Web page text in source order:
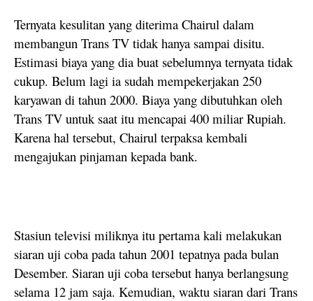
Ternyata kesulitan yang diterima Chairul dalam
membangun Trans TV tidak hanya sampai disitu.
Estimasi biaya yang dia buat sebelumnya ternyata tidak
cukup. Belum lagi ia sudah mempekerjakan 250
karyawan di tahun 2000. Biaya yang dibutuhkan oleh
Trans TV untuk saat itu mencapai 400 miliar Rupiah.
Karena hal tersebut, Chairul terpaksa kembali
mengajukan pinjaman kepada bank.
Stasiun televisi miliknya itu pertama kali melakukan
siaran uji coba pada tahun 2001 tepatnya pada bulan
Desember. Siaran uji coba tersebut hanya berlangsung
selama 12 jam saja. Kemudian, waktu siaran dari Trans